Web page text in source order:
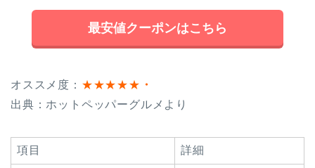
最安値クーポンはこちら
オススメ度： ★★★★★ ・
出典：ホットペッパーグルメより
項目 詳細